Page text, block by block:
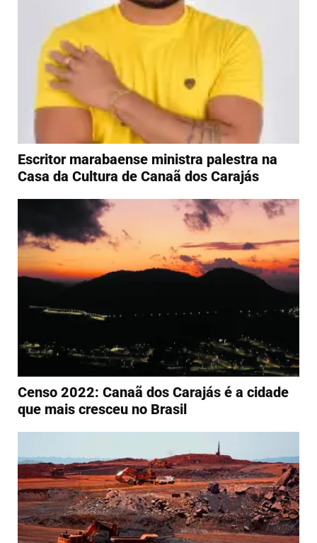
Escritor marabaense ministra palestra na
Casa da Cultura de Canaã dos Carajás
Censo 2022: Canaã dos Carajás é a cidade
que mais cresceu no Brasil